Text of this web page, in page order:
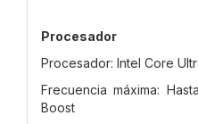
Procesador
Procesador: Intel Core
Frecuencia máxima:
Boost